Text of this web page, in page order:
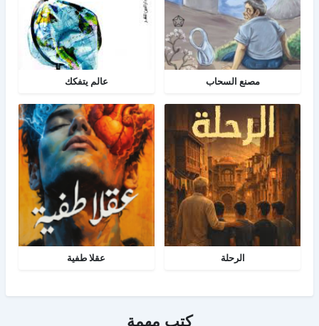
مصنع السحاب عالم يتفكك
الرحلة عقلا طفية
كتب مهمة